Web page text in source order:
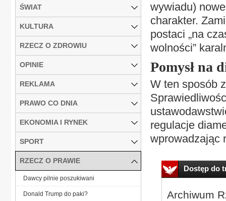
wywiadu)
charakter.
postaci „na
wolności”
Pomysł na
W ten sposób
regulacje
wprowadzając
Dostęp do
Archiwum
ŚWIAT
KULTURA
RZECZ O ZDROWIU
OPINIE
REKLAMA
PRAWO CO DNIA
EKONOMIA I RYNEK
SPORT
RZECZ O PRAWIE
Dawcy pilnie poszukiwani
Donald Trump do paki?